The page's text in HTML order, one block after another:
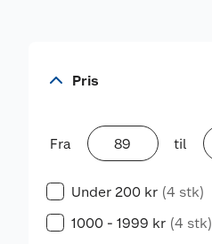
Pris
Fra til
Under 200 kr (4 stk)
1000 - 1999 kr (4 stk)